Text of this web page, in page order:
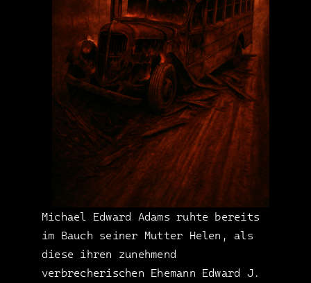
Michael Edward Adams ruhte bereits
im Bauch seiner Mutter Helen, als
diese ihren zunehmend
verbrecherischen Ehemann Edward J.